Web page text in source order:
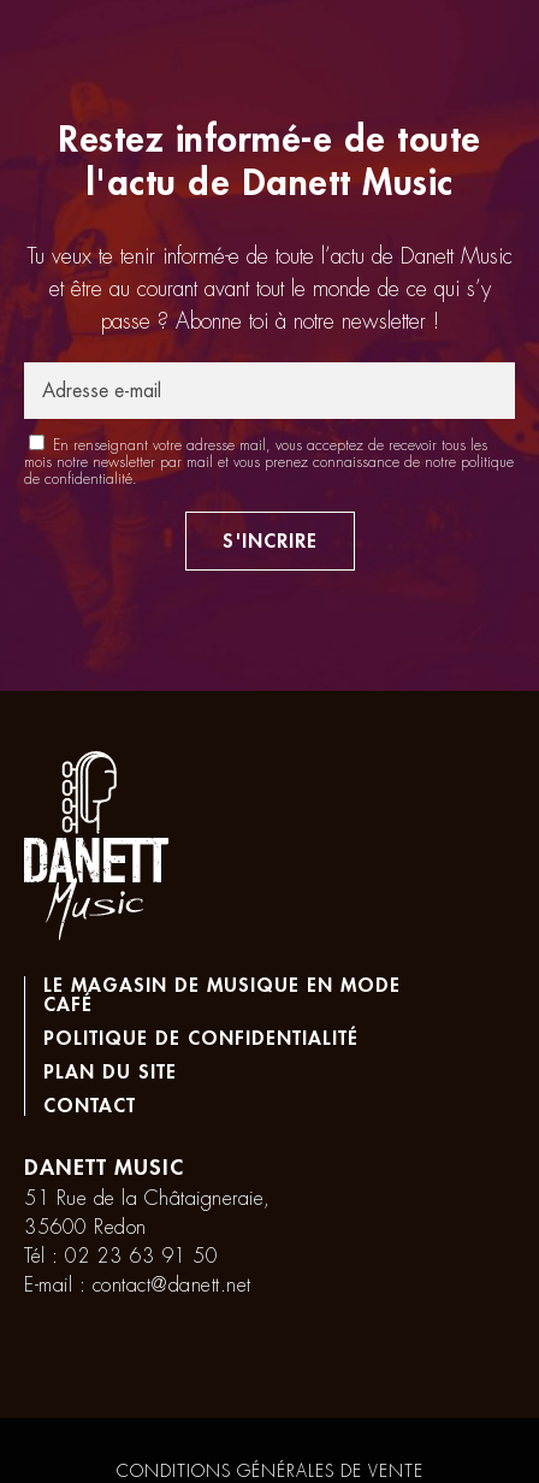
Restez informé-e de toute
l'actu de Danett Music
Tu veux te tenir informé-e de toute l’actu de Danett Music
et être au courant avant tout le monde de ce qui s’y
passe ? Abonne toi à notre newsletter !
En renseignant votre adresse mail, vous acceptez de recevoir tous les
mois notre newsletter par mail et vous prenez connaissance de notre politique
de confidentialité.
S'INCRIRE
LE MAGASIN DE MUSIQUE EN MODE
CAFÉ
POLITIQUE DE CONFIDENTIALITÉ
PLAN DU SITE
CONTACT
DANETT MUSIC
51 Rue de la Châtaigneraie,
35600 Redon
Tél : 02 23 63 91 50
E-mail : contact@danett.net
CONDITIONS GÉNÉRALES DE VENTE